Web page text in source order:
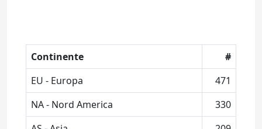
Continente
#
EU - Europa
471
NA - Nord America
330